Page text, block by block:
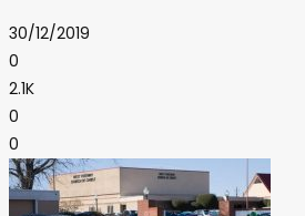
30/12/2019
0
2.1K
0
0